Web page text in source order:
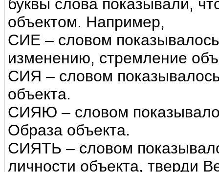
буквы слова показывали,
объектом. Например,
СИЕ – словом
изменению, стремление
СИЯ – словом
объекта.
СИЯЮ – словом
Образа объекта.
СИЯТЬ – словом
личности объекта, тверди